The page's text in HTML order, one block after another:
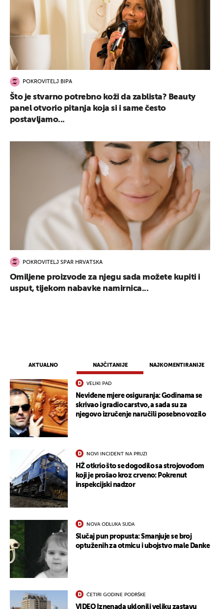
AKTUALNO NAJČITANIJE NAJKOMENTIRANIJE
VELIKI PAD
Neviđene mjere osiguranja: Godinama se
skrivao i gradio carstvo, a sada su za
njegovo izručenje naručili posebno vozilo
NOVI INCIDENT NA PRUZI
HŽ otkrio što se dogodilo sa strojovođom
koji je prošao kroz crveno: Pokrenut
inspekcijski nadzor
NOVA ODLUKA SUDA
Slučaj pun propusta: Smanjuje se broj
optuženih za otmicu i ubojstvo male Danke
ČETIRI GODINE PODRŠKE
VIDEO Iznenada uklonili veliku zastavu
POKROVITELJ BIPA
Što je stvarno potrebno koži da zablista? Beauty
panel otvorio pitanja koja si i same često
postavljamo...
POKROVITELJ SPAR HRVATSKA
Omiljene proizvode za njegu sada možete kupiti i
usput, tijekom nabavke namirnica...